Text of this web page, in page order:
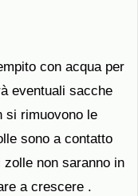
con acqua per
eventuali sacche
si rimuovono le
sono a contatto
non saranno in
a crescere .